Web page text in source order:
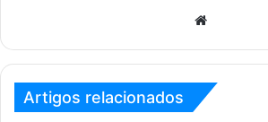
Website
Artigos relacionados